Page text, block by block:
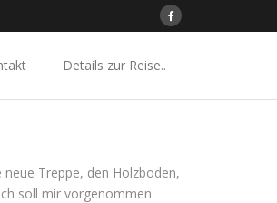
Details zur Reise..
Treppe, den Holzboden,
soll mir vorgenommen